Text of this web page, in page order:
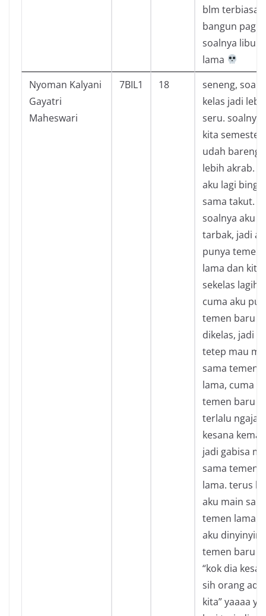
blm terbiasa
bangun pagi
soalnya libur
lama
Nyoman Kalyani
Gayatri
Maheswari
7BIL1 18
seneng,
kelas jadi
seru. soalnya
kita semester
udah bareng
lebih akrab.
aku lagi
sama takut.
soalnya aku
tarbak, jadi
punya temen
lama dan kita
sekelas lagih.
cuma aku
temen baru
dikelas, jadi
tetep mau
sama temen
lama, cuma
temen baru
terlalu ngajak
kesana
jadi gabisa
sama temen
lama. terus
aku main
temen lama
aku
temen baru
“kok dia
sih orang ada
kita” yaaaa